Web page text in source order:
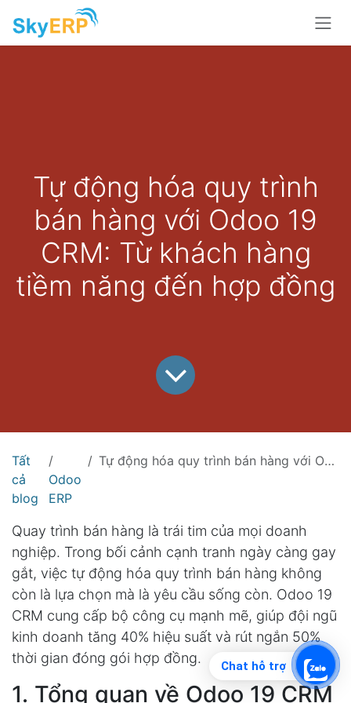
Skip to Content
Tự động hóa quy trình
bán hàng với Odoo 19
CRM: Từ khách hàng
tiềm năng đến hợp đồng
Tất
cả
blog
Odoo
ERP
Tự động hóa quy trình bán hàng với Odoo 19 CRM: Từ khách hàng tiềm năng đến hợp đồng
Quay trình bán hàng là trái tim của mọi doanh
nghiệp. Trong bối cảnh cạnh tranh ngày càng gay
gắt, việc tự động hóa quy trình bán hàng không
còn là lựa chọn mà là yêu cầu sống còn. Odoo 19
CRM cung cấp bộ công cụ mạnh mẽ, giúp đội ngũ
kinh doanh tăng 40% hiệu suất và rút ngắn 50%
thời gian đóng gói hợp đồng.
1. Tổng quan về Odoo 19 CRM
Chat hỗ trợ